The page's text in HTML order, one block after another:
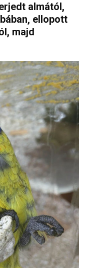
almától,
ellopott
majd